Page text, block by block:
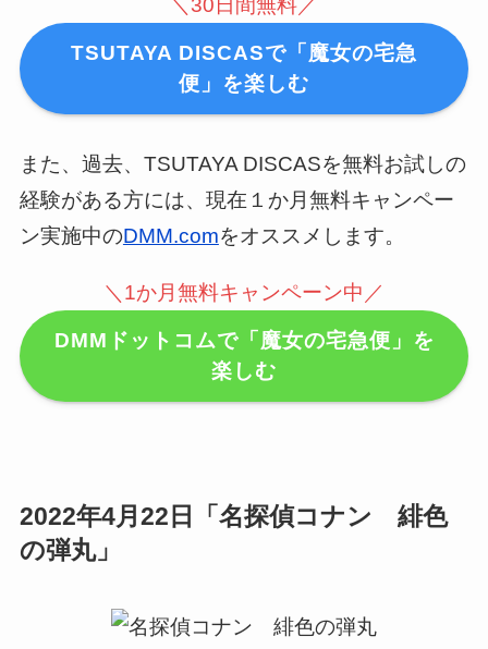
＼30日間無料／
TSUTAYA DISCASで「魔女の宅急
便」を楽しむ
また、過去、TSUTAYA DISCASを無料お試しの
経験がある方には、現在１か月無料キャンペー
ン実施中のDMM.comをオススメします。
＼1か月無料キャンペーン中／
DMMドットコムで「魔女の宅急便」を
楽しむ
2022年4月22日「 名探偵コナン 緋色
の弾丸」